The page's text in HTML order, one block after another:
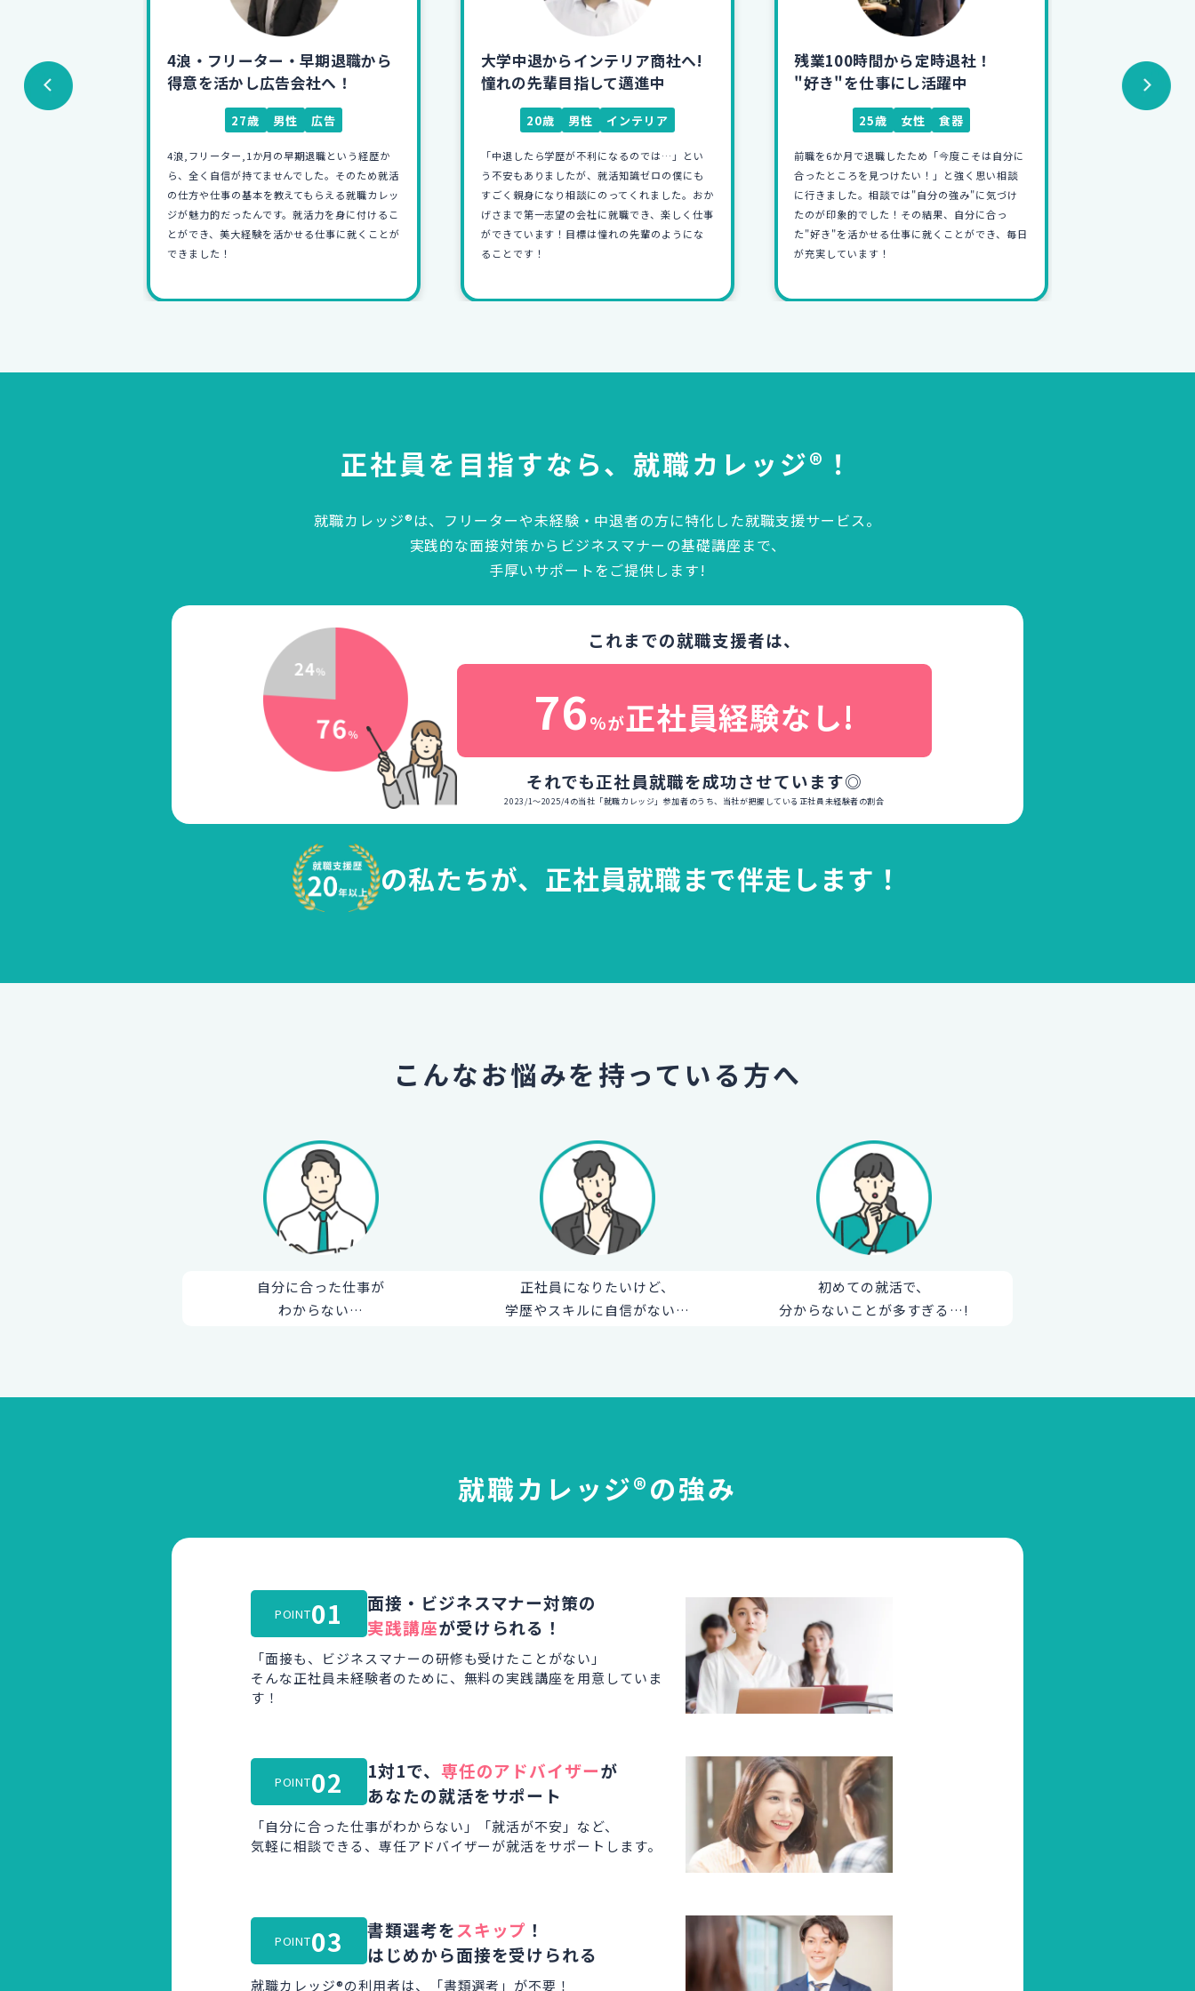
退職から
！
大学中退からインテリア商社へ!
憧れの先輩目指して邁進中
20歳 男性 インテリア
「中退したら学歴が不利になるのでは…」とい
う不安もありましたが、就活知識ゼロの僕にも
すごく親身になり相談にのってくれました。おか
げさまで第一志望の会社に就職でき、楽しく仕事
ができています！目標は憧れの先輩のようにな
ることです！
残業100時間から定時退社！
"好き"を仕事にし活躍中
25歳 女性 食器
前職を6か月で退職したため「今度こそは自分に
合ったところを見つけたい！」と強く思い相談
に行きました。相談では"自分の強み"に気づけ
たのが印象的でした！その結果、自分に合っ
た"好き"を活かせる仕事に就くことができ、毎日
が充実しています！
フリーターから人材会社へ！
彼女に振られたのをきっかけに...
23歳 男性 人材
恥ずかしながら彼女に振られたことをきっかけ
に就職しようと決意しました。自分が就職で悩
んだ経験から「人の仕事を応援するような仕事
がしたい」と思い人材会社へ入社しました。今
では友人に自分の仕事を自信をもって話せるよう
になったのが嬉しいです！
フリータ
初めての
正社員を目指すなら、就職カレッジ®！
就職カレッジ®は、フリーターや未経験・中退者の方に特化した就職支援サービス。
実践的な面接対策からビジネスマナーの基礎講座まで、
手厚いサポートをご提供します!
これまでの就職支援者は、
76%が正社員経験なし!
それでも正社員就職を成功させています◎
2023/1～2025/4の当社「就職カレッジ」参加者のうち、当社が把握している正社員未経験者の割合
の私たちが、 正社員就職まで伴走します！
こんなお悩みを持っている方へ
自分に合った仕事が
わからない…
正社員になりたいけど、
学歴やスキルに自信がない…
初めての就活で、
分からないことが多すぎる…!
就職カレッジ®の強み
POINT01
面接・ビジネスマナー対策の
実践講座が受けられる！
「面接も、ビジネスマナーの研修も受けたことがない」
そんな正社員未経験者のために、無料の実践講座を用意していま
す！
POINT02 1対1で、 専任のアドバイザーが
あなたの就活をサポート
「自分に合った仕事がわからない」「就活が不安」など、
気軽に相談できる、専任アドバイザーが就活をサポートします。
POINT03 書類選考をスキップ ！
はじめから面接を受けられる
就職カレッジ®の利用者は、「書類選考」が不要！